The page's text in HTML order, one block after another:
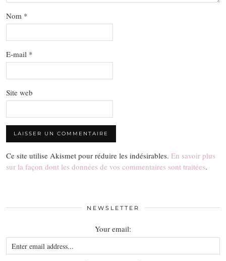
Nom *
E-mail *
Site web
Ce site utilise Akismet pour réduire les indésirables. En savoir plus
sur la façon dont les données de vos commentaires sont traitées.
NEWSLETTER
Your email: